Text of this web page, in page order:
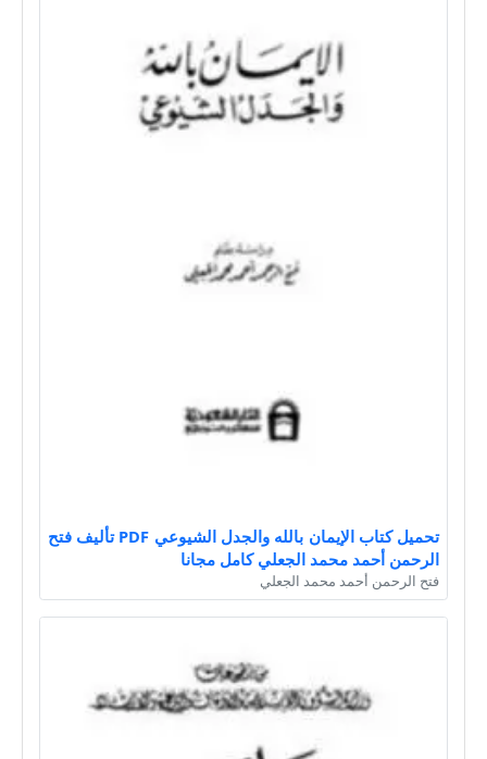
تحميل كتاب الإيمان بالله والجدل الشيوعي PDF تأليف فتح
الرحمن أحمد محمد الجعلي كامل مجانا
فتح الرحمن أحمد محمد الجعلي